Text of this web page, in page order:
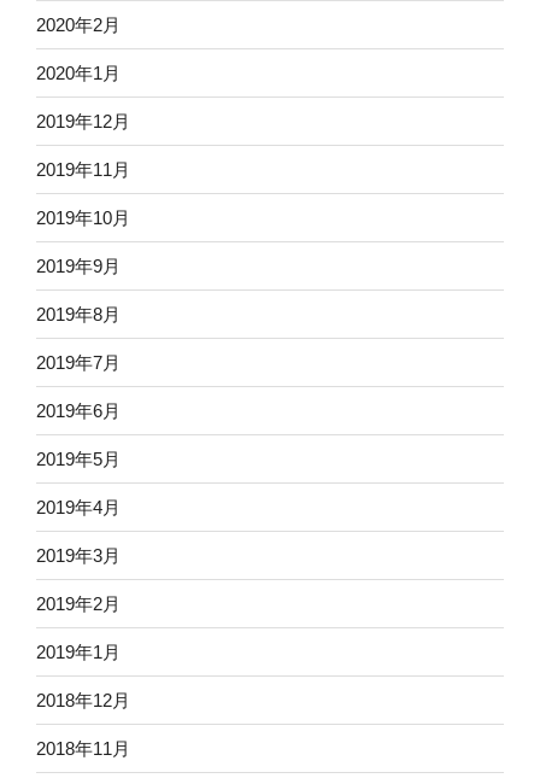
2020年2月
2020年1月
2019年12月
2019年11月
2019年10月
2019年9月
2019年8月
2019年7月
2019年6月
2019年5月
2019年4月
2019年3月
2019年2月
2019年1月
2018年12月
2018年11月